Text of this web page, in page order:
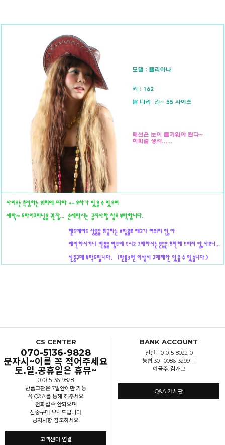
CS CENTER
070-5136-9828
문자시~이름 꼭 적어주세요
토.일.공휴일은 휴뮤~
070-5136-9828
반품교환은 7일안에만 가능
꼭 Q&A를 통해 해주세요
전화접수 안되오며
신중구매 부탁드립니다.
공지사항 참조하세요.
고객센터 연결
BANK ACCOUNT
신한 110-015-802210
농협 301-0086-3299-11
예금주: 김가교
Q&A 게시판